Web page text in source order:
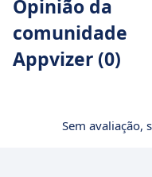
Opinião da
comunidade
Appvizer (0)
Sem avaliação,